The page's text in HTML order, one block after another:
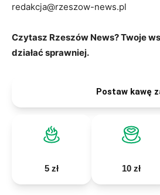
redakcja@rzeszow-news.pl
Czytasz Rzeszów News? Twoje
działać sprawniej.
Postaw kawę
5 zł 10 zł